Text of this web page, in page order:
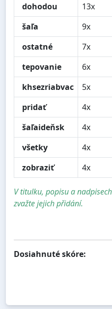
dohodou
13x
šaľa
9x
ostatné
7x
tepovanie
6x
khsezriabvac
5x
pridať
4x
šaľaideňsk
4x
všetky
4x
zobraziť
4x
V titulku, popisu a
zvažte jejich přidání.
Dosiahnuté skóre: